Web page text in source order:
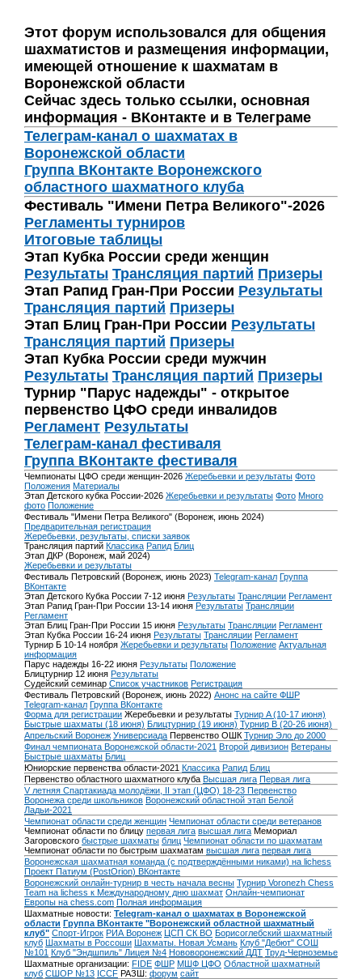
Этот форум использовался для общения
шахматистов и размещения информации,
имеющей отношение к шахматам в
Воронежской области
Сейчас здесь только ссылки, основная
информация - ВКонтакте и в Телеграме
Телеграм-канал о шахматах в
Воронежской области
Группа ВКонтакте Воронежского
областного шахматного клуба
Фестиваль "Имени Петра Великого"-2026
Регламенты турниров
Итоговые таблицы
Этап Кубка России среди женщин
Результаты Трансляция партий Призеры
Этап Рапид Гран-При России Результаты
Трансляция партий Призеры
Этап Блиц Гран-При России Результаты
Трансляция партий Призеры
Этап Кубка России среди мужчин
Результаты Трансляция партий Призеры
Турнир "Парус надежды" - открытое
первенство ЦФО среди инвалидов
Регламент Результаты
Телеграм-канал фестиваля
Группа ВКонтакте фестиваля
Чемпионаты ЦФО среди женщин-2026 Жеребьевки и результаты Фото
Положения Материалы
Этап Детского кубка России-2026 Жеребьевки и результаты Фото Много
фото Положение
Фестиваль "Имени Петра Великого" (Воронеж, июнь 2024)
Предварительная регистрация
Жеребьевки, результаты, списки заявок
Трансляция партий Классика Рапид Блиц
Этап ДКР (Воронеж, май 2024)
Жеребьевки и результаты
Фестиваль Петровский (Воронеж, июнь 2023) Telegram-канал Группа
ВКонтакте
Этап Детского Кубка России 7-12 июня Результаты Трансляции Регламент
Этап Рапид Гран-При России 13-14 июня Результаты Трансляции
Регламент
Этап Блиц Гран-При России 15 июня Результаты Трансляции Регламент
Этап Кубка России 16-24 июня Результаты Трансляции Регламент
Турнир Б 10-14 ноября Жеребьевки и результаты Положение Актуальная
информация
Парус надежды 16-22 июня Результаты Положение
Блицтурнир 12 июня Результаты
Судейский семинар Список участников Регистрация
Фестиваль Петровский (Воронеж, июнь 2022) Анонс на сайте ФШР
Telegram-канал Группа ВКонтакте
Форма для регистрации Жеребьевки и результаты Турнир A (10-17 июня)
Быстрые шахматы (18 июня) Блицтурнир (19 июня) Турнир B (20-26 июня)
Апрельский Воронеж Универсиада Первенство ОШК Турнир Эло до 2000
Финал чемпионата Воронежской области-2021 Второй дивизион Ветераны
Быстрые шахматы Блиц
Юниорские первенства области-2021 Классика Рапид Блиц
Первенство областного шахматного клуба Высшая лига Первая лига
V летняя Спартакиада молодёжи, II этап (ЦФО) 18-23 Первенство
Воронежа среди школьников Воронежский областной этап Белой
Ладьи-2021
Чемпионат области среди женщин Чемпионат области среди ветеранов
Чемпионат области по блицу первая лига высшая лига Мемориал
Загоровского быстрые шахматы блиц Чемпионат области по шахматам
Чемпионат области по быстрым шахматам высшая лига первая лига
Воронежская шахматная команда (с подтверждёнными никами) на lichess
Проект Патиум (PostOrion) ВКонтакте
Воронежский онлайн-турнир в честь начала весны Турнир Voronezh Chess
Team на lichess к Международному дню шахмат Онлайн-чемпионат
Европы на chess.com Полная информация
Шахматные новости: Telegram-канал о шахматах в Воронежской
области Группа ВКонтакте "Воронежский областной шахматный
клуб" Спорт-Игрок РИА Воронеж ЦСП СК ВО Борисоглебский шахматный
клуб Шахматы в Россоши Шахматы. Новая Усмань Клуб "Дебют" СОШ
№101 Клуб "Эндшпиль" Лицея №4 Нововоронежский ДДТ Труд-Черноземье
Шахматные организации: FIDE ФШР МШФ ЦФО Областной шахматный
клуб СШОР №13 ICCF РАЗШ: форум сайт